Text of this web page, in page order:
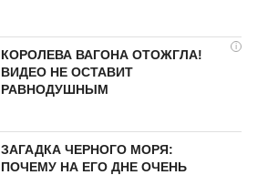
i
КОРОЛЕВА ВАГОНА ОТОЖГЛА!
ВИДЕО НЕ ОСТАВИТ
РАВНОДУШНЫМ
ЗАГАДКА ЧЕРНОГО МОРЯ:
ПОЧЕМУ НА ЕГО ДНЕ ОЧЕНЬ